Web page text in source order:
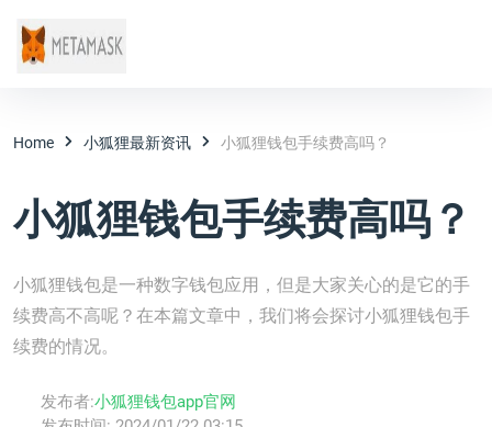
Home 小狐狸最新资讯 小狐狸钱包手续费高吗？
小狐狸钱包手续费高吗？
小狐狸钱包是一种数字钱包应用，但是大家关心的是它的手
续费高不高呢？在本篇文章中，我们将会探讨小狐狸钱包手
续费的情况。
发布者:小狐狸钱包app官网